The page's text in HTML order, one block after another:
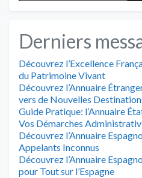
Derniers
Découvrez l’Excellence
du Patrimoine Vivant
Découvrez l’Annuaire
vers de Nouvelles
Guide Pratique: l’Annuaire
Vos Démarches
Découvrez l’Annuaire
Appelants Inconnus
Découvrez l’Annuaire
pour Tout sur l’Espagne